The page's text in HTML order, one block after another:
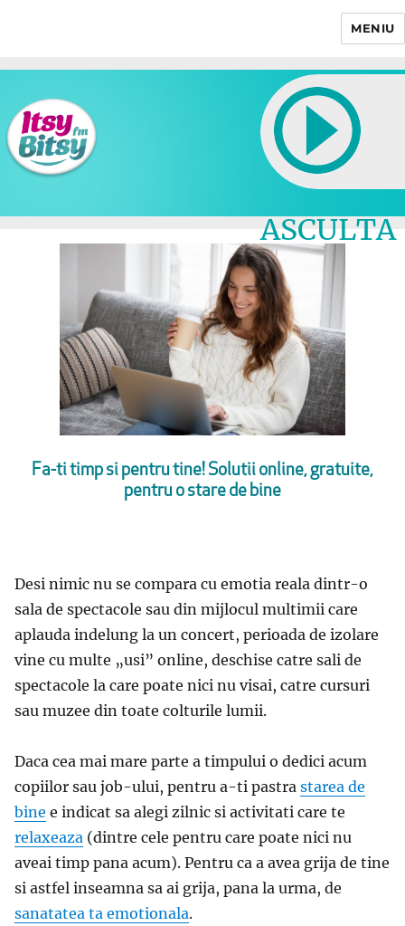
MENIU
ASCULTA
LIVE
Fa-ti timp si pentru tine! Solutii online, gratuite,
pentru o stare de bine
Desi nimic nu se compara cu emotia reala dintr-o
sala de spectacole sau din mijlocul multimii care
aplauda indelung la un concert, perioada de izolare
vine cu multe „usi” online, deschise catre sali de
spectacole la care poate nici nu visai, catre cursuri
sau muzee din toate colturile lumii.
Daca cea mai mare parte a timpului o dedici acum
copiilor sau job-ului, pentru a-ti pastra starea de
bine e indicat sa alegi zilnic si activitati care te
relaxeaza (dintre cele pentru care poate nici nu
aveai timp pana acum). Pentru ca a avea grija de tine
si astfel inseamna sa ai grija, pana la urma, de
sanatatea ta emotionala.